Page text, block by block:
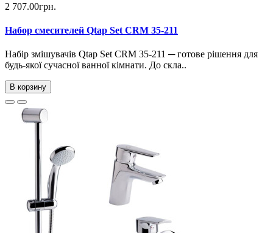
2 707.00грн.
Набор смесителей Qtap Set CRM 35-211
Набір змішувачів Qtap Set CRM 35-211 ─ готове рішення для
будь-якої сучасної ванної кімнати. До скла..
В корзину